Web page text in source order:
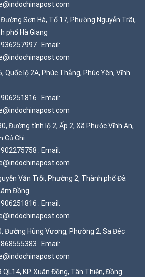
Đường Sơn Hà, Tổ 17, Phường Nguyễn Trãi,
phố Hà Giang
. Email:
Quốc lộ 2A, Phúc Thắng, Phúc Yên, Vĩnh
. Email:
Đường tỉnh lộ 2, Ấp 2, Xã Phước Vĩnh An,
Củ Chi
. Email:
Văn Trỗi, Phường 2, Thành phố Đà
Đồng
. Email:
Đường Hùng Vương, Phường 2, Sa Đéc
. Email:
QL14, KP. Xuân Đồng, Tân Thiện, Đồng